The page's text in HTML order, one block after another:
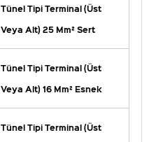
Tünel Tipi Terminal (Üst
Veya Alt) 25 Mm² Sert
Tünel Tipi Terminal (Üst
Veya Alt) 16 Mm² Esnek
Tünel Tipi Terminal (Üst